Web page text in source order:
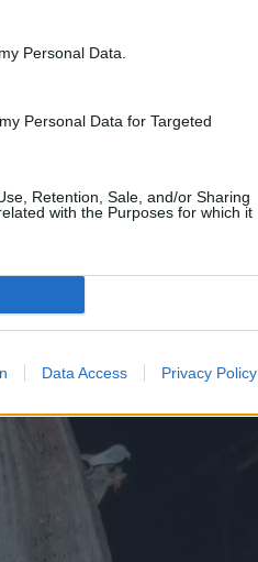
Personal Data.
Personal Data for Targeted
Retention, Sale, and/or Sharing
with the Purposes for which it
Data Access Privacy Policy